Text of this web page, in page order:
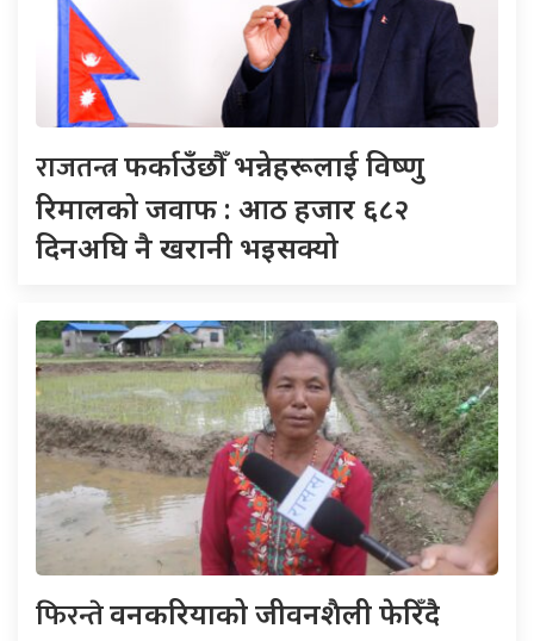
राजतन्त्रफर्काउँछौँ भन्नेहरूलाई विष्णु
रिमालको जवाफ : आठ हजार ६८२
दिनअघि नै खरानी भइसक्यो
फिरन्तेवनकरियाको जीवनशैली फेरिँदै